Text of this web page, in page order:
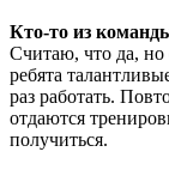
Кто-то из
Считаю, что да, но
ребята
раз работать.
отдаются
получиться.